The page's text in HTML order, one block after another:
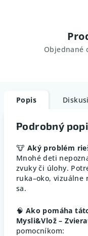
Objednané
Popis
Podrobný
🐮 Aký problém
Mnohé deti
zvuky či úlohy.
ruka–oko, vizuálne
sa.
🧠 Ako pomáha
Mysli&Vlož –
pomocníkom: